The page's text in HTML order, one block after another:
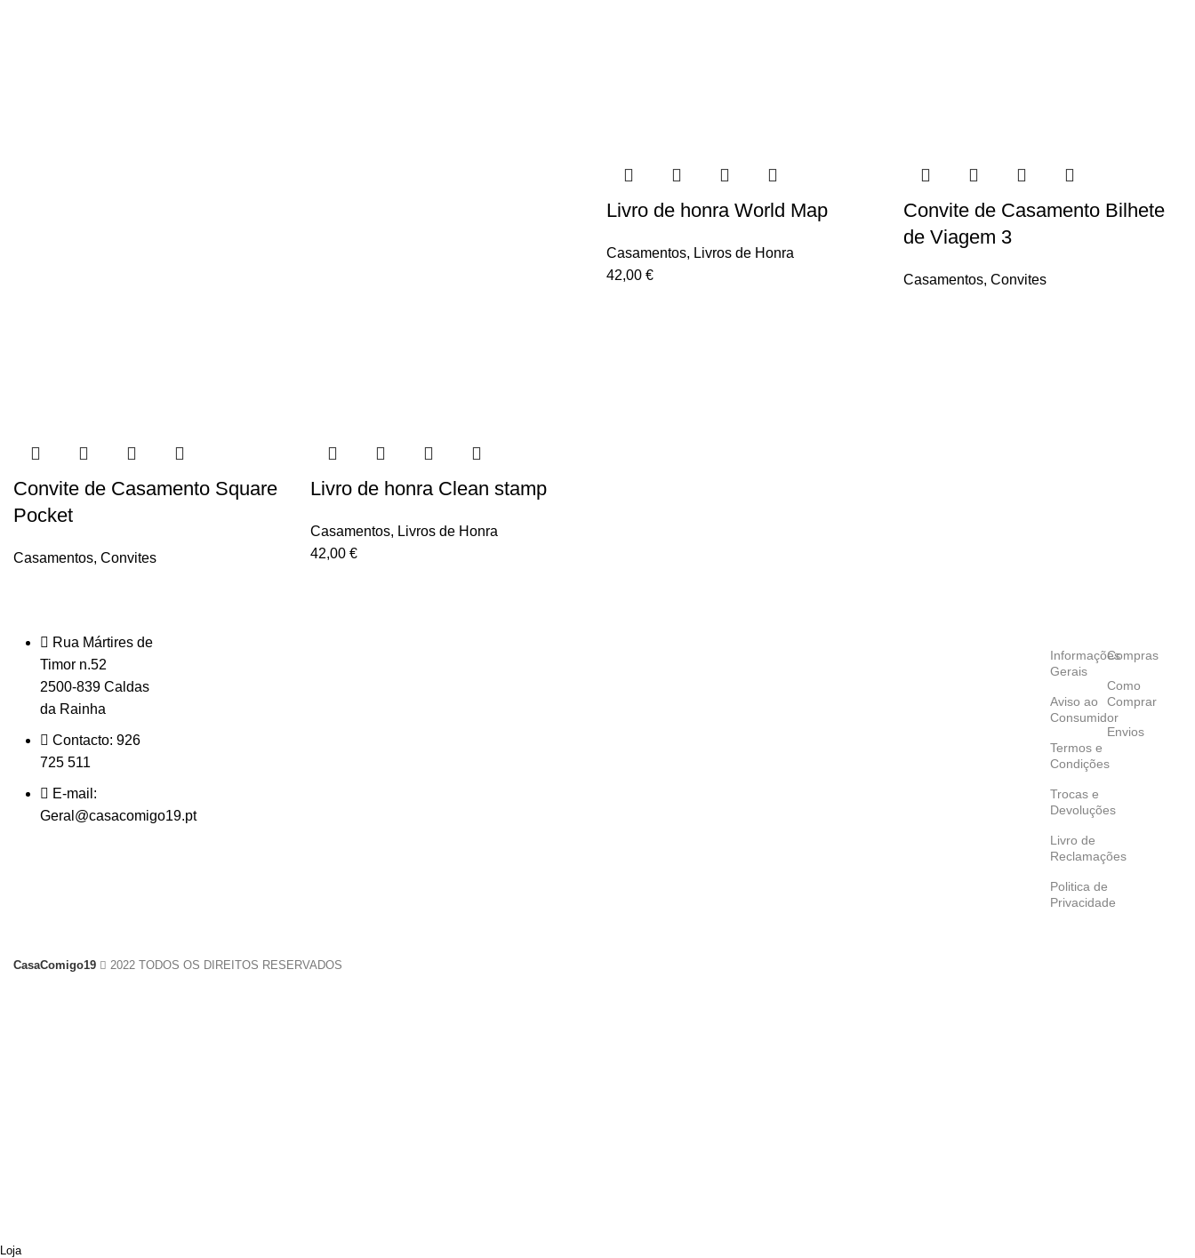
Convite de Casamento Square
Pocket
Casamentos, Convites
Livro de honra Clean stamp
Casamentos, Livros de Honra
42,00 €
Livro de honra World Map
Casamentos, Livros de Honra
42,00 €
Convite de Casamento Bilhete
de Viagem 3
Casamentos, Convites
Rua Mártires de
Timor n.52
2500-839 Caldas
da Rainha
Contacto: 926
725 511
E-mail:
Geral@casacomigo19.pt
Informações
Gerais
Aviso ao
Consumidor
Termos e
Condições
Trocas e
Devoluções
Livro de
Reclamações
Politica de
Privacidade
Compras
Como
Comprar
Envios
CasaComigo19 2022 TODOS OS DIREITOS RESERVADOS
Loja